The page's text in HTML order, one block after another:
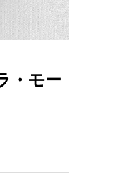
・モー